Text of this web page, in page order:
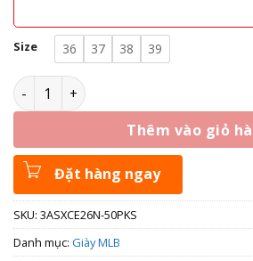
Size 36 37 38 39
Giày MLB Sleek Powder New York
Thêm vào giỏ
Đặt hàng ngay
SKU: 3ASXCE26N-50PKS
Danh mục: Giày MLB